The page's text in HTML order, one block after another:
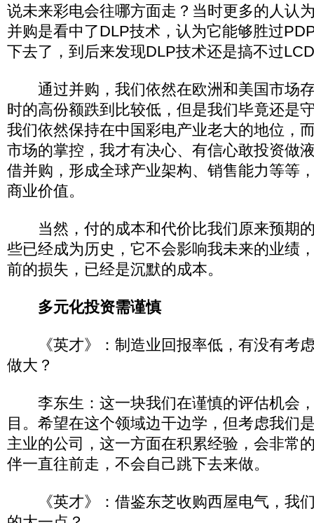
说未来彩电会往哪方面走？当时更多的人认
并购是看中了DLP技术，认为它能够胜过
下去了，到后来发现DLP技术还是搞不过
通过并购，我们依然在欧洲和美国市场
时的高份额跌到比较低，但是我们毕竟还是
我们依然保持在中国彩电产业老大的地位，
市场的掌控，我才有决心、有信心敢投资做
借并购，形成全球产业架构、销售能力等等
商业价值。
当然，付的成本和代价比我们原来预期
些已经成为历史，它不会影响我未来的业绩
前的损失，已经是沉默的成本。
多元化投资需谨慎
《英才》：制造业回报率低，有没有考
做大？
李东生：这一块我们在谨慎的评估机会
目。希望在这个领域边干边学，但考虑我们
主业的公司，这一方面在积累经验，会非常
伴一直往前走，不会自己跳下去来做。
《英才》：借鉴东芝收购西屋电气，我